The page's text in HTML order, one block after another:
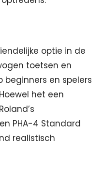
optie in de
toetsen en
beginners en spelers
het een
PHA-4 Standard
realistisch